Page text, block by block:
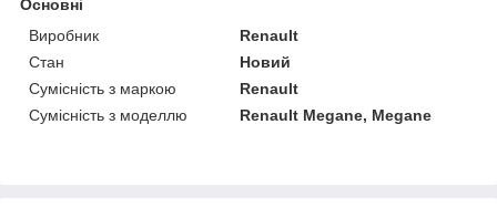
Основні
Виробник
Renault
Стан
Новий
Сумісність з маркою
Renault
Сумісність з моделлю
Renault Megane, Megane